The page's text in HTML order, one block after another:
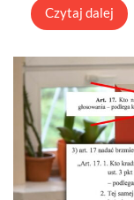
Czytaj dalej